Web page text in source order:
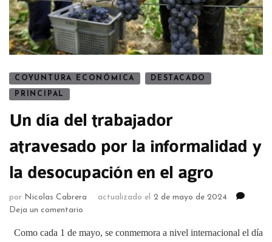
COYUNTURA ECONÓMICA DESTACADO
PRINCIPAL
Un día del trabajador
atravesado por la informalidad y
la desocupación en el agro
por Nicolas Cabrera actualizado el 2 de mayo de 2024
Deja un comentario
Como cada 1 de mayo, se conmemora a nivel internacional el día